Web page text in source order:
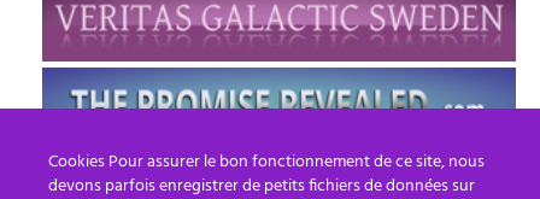
Cookies Pour assurer le bon fonctionnement de ce site, nous
devons parfois enregistrer de petits fichiers de données sur